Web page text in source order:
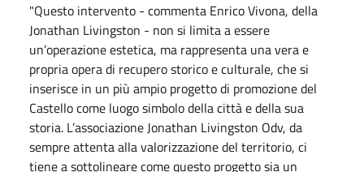
"Questo intervento - commenta Enrico Vivona, della
Jonathan Livingston - non si limita a essere
un’operazione estetica, ma rappresenta una vera e
propria opera di recupero storico e culturale, che si
inserisce in un più ampio progetto di promozione del
Castello come luogo simbolo della città e della sua
storia. L’associazione Jonathan Livingston Odv, da
sempre attenta alla valorizzazione del territorio, ci
tiene a sottolineare come questo progetto sia un